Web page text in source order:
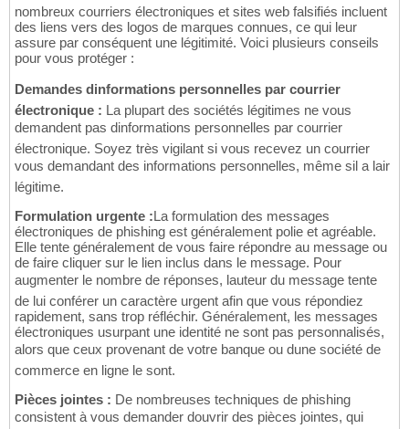
nombreux courriers électroniques et sites web falsifiés incluent
des liens vers des logos de marques connues, ce qui leur
assure par conséquent une légitimité. Voici plusieurs conseils
pour vous protéger :
Demandes dinformations personnelles par courrier
électronique : La plupart des sociétés légitimes ne vous
demandent pas dinformations personnelles par courrier
électronique. Soyez très vigilant si vous recevez un courrier
vous demandant des informations personnelles, même sil a lair
légitime.
Formulation urgente :La formulation des messages
électroniques de phishing est généralement polie et agréable.
Elle tente généralement de vous faire répondre au message ou
de faire cliquer sur le lien inclus dans le message. Pour
augmenter le nombre de réponses, lauteur du message tente
de lui conférer un caractère urgent afin que vous répondiez
rapidement, sans trop réfléchir. Généralement, les messages
électroniques usurpant une identité ne sont pas personnalisés,
alors que ceux provenant de votre banque ou dune société de
commerce en ligne le sont.
Pièces jointes : De nombreuses techniques de phishing
consistent à vous demander douvrir des pièces jointes, qui